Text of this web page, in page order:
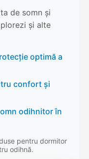
de somn și
și alte
optimă a
confort și
odihnitor în
pentru dormitor
odihnă.